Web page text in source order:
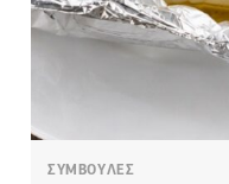
ΣΥΜΒΟΥΛΕΣ